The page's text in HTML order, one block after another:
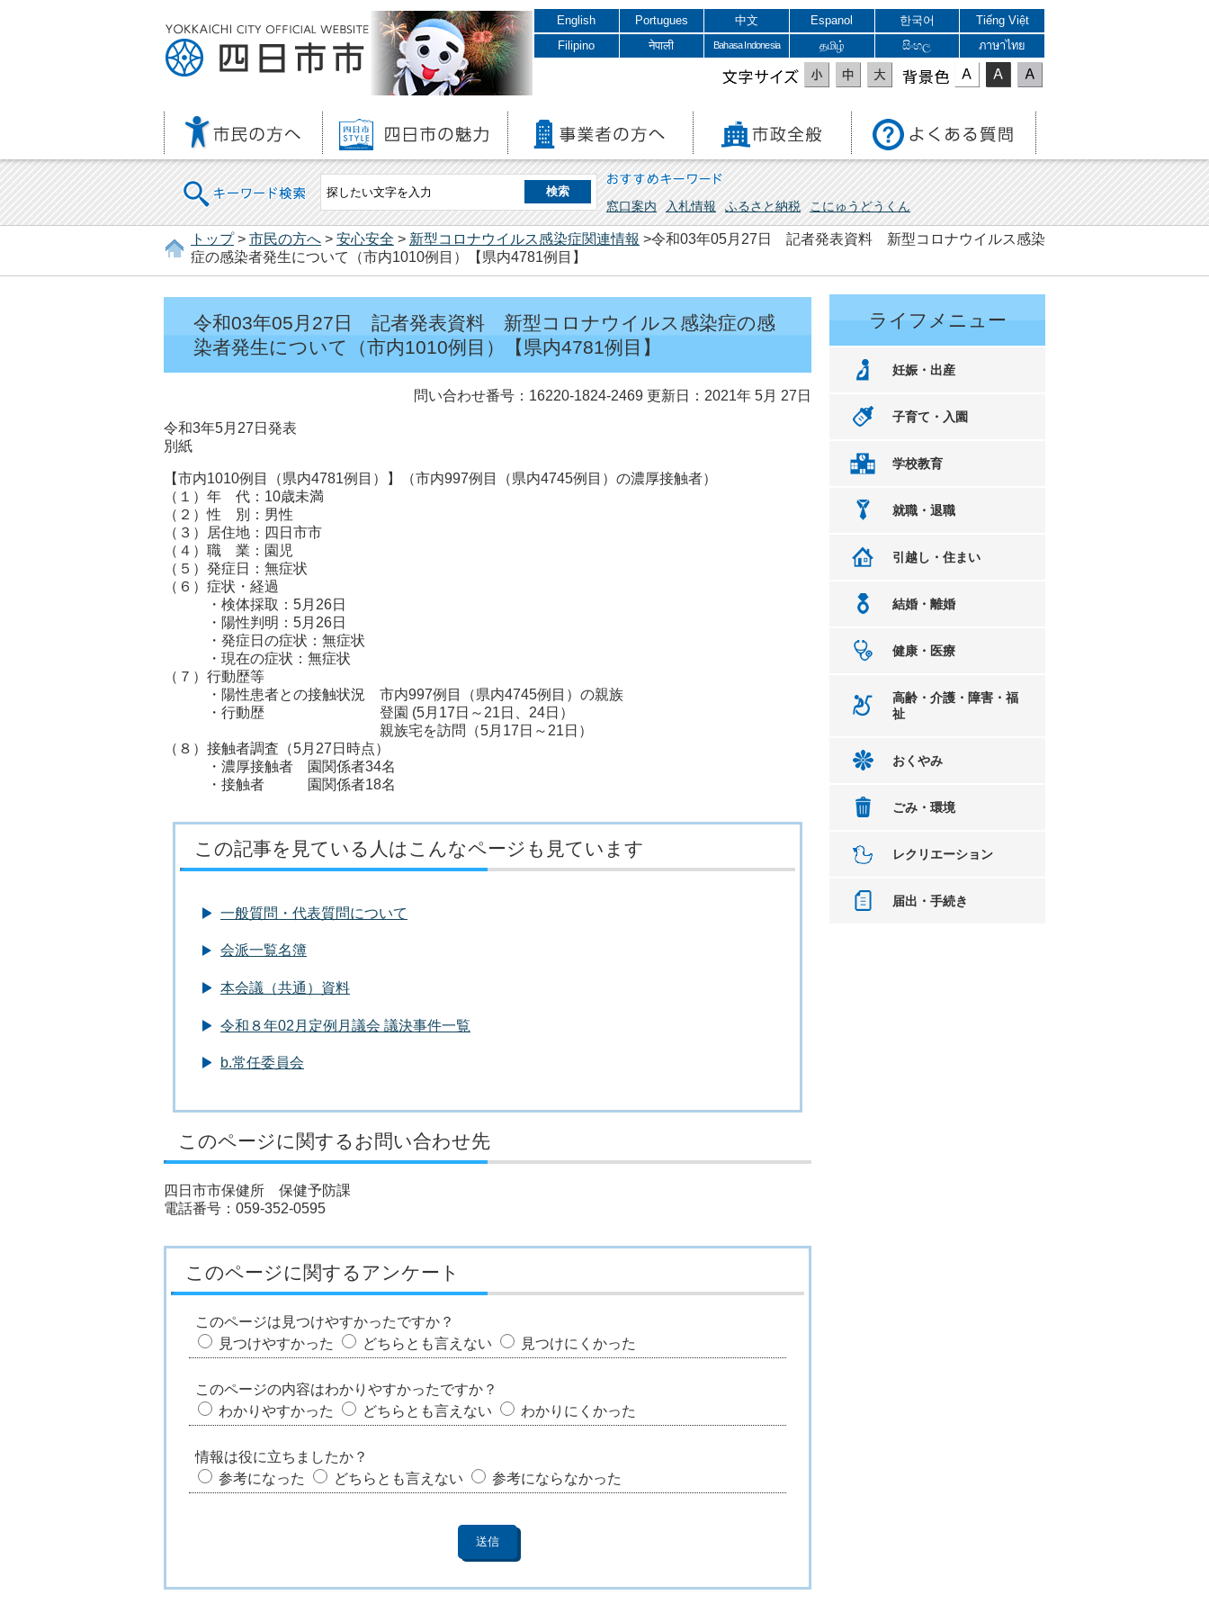
English Portugues 中文 Espanol 한국어
Tiếng Việt
Filipino
नेपाली Bahasa Indonesia தமிழ் සිංහල ภาษาไทย
文字サイズ 表示色
キーワード検索 おすすめキーワード
窓口案内 入札情報 ふるさと納税 こにゅうどうくん
トップ> 市民の方へ > 安心安全 > 新型コロナウイルス感染症関連情報 >令和03年05月27日 記者発表資料 新型コロナウイルス感染
症の感染者発生について（市内1010例目）【県内4781例目】
令和03年05月27日 記者発表資料 新型コロナウイルス感染症の感
染者発生について（市内1010例目）【県内4781例目】
問い合わせ番号：16220-1824-2469 更新日：2021年 5月 27日
令和3年5月27日発表
別紙
【市内1010例目（県内4781例目）】（市内997例目（県内4745例目）の濃厚接触者）
（１）年 代：10歳未満
（２）性 別：男性
（３）居住地：四日市市
（４）職 業：園児
（５）発症日：無症状
（６）症状・経過
・検体採取：5月26日
・陽性判明：5月26日
・発症日の症状：無症状
・現在の症状：無症状
（７）行動歴等
・陽性患者との接触状況 市内997例目（県内4745例目）の親族
・行動歴 登園 (5月17日～21日、24日）
親族宅を訪問（5月17日～21日）
（８）接触者調査（5月27日時点）
・濃厚接触者 園関係者34名
・接触者 園関係者18名
この記事を見ている人はこんなページも見ています
一般質問・代表質問について
会派一覧名簿
本会議（共通）資料
令和８年02月定例月議会 議決事件一覧
b.常任委員会
このページに関するお問い合わせ先
四日市市保健所 保健予防課
電話番号：059-352-0595
このページに関するアンケート
このページは見つけやすかったですか？
見つけやすかった
どちらとも言えない 見つけにくかった
このページの内容はわかりやすかったですか？
わかりやすかった
どちらとも言えない わかりにくかった
情報は役に立ちましたか？
参考になった
どちらとも言えない 参考にならなかった
ライフメニュー
妊娠・出産
子育て・入園
学校教育
就職・退職
引越し・住まい
結婚・離婚
健康・医療
高齢・介護・障害・福
祉
おくやみ
ごみ・環境
レクリエーション
届出・手続き